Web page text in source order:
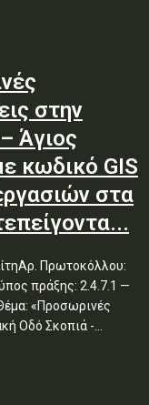
στην
Άγιος
κωδικό GIS
στα
Πρωτοκόλλου:
πράξης: 2.4.7.1 —
«Προσωρινές
Οδό Σκοπιά -...